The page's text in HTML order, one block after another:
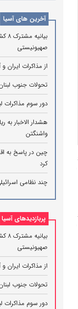
آخرین های آسیا
صهیونیستی
از مذاکرات ایران
تحولات جنوب
دور سوم مذاکرات
هشدار الاخبار
واشنگتن
چین در پاسخ به
کرد
چند نظامی
پربازدیدهای آسیا
صهیونیستی
از مذاکرات ایران
تحولات جنوب
دور سوم مذاکرات